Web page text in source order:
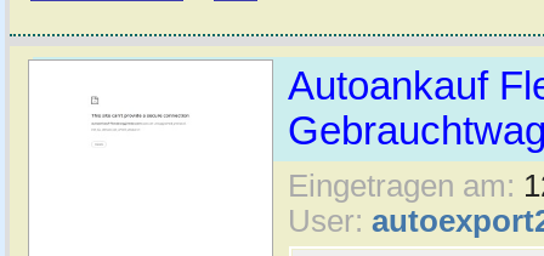
Autoankauf
Eingetragen am:
User: